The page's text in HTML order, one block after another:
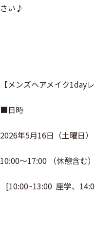
さい♪
【メンズヘアメイク1dayレ
■日時
2026年5月16日（土曜日）
10:00〜17:00 （休憩含む）
[10:00~13:00 座学、